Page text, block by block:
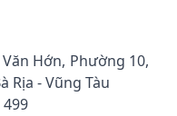
Hớn, Phường 10,
Rịa - Vũng Tàu